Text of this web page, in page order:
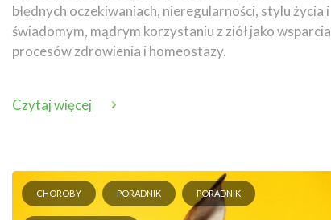
błędnych oczekiwaniach, nieregularności, stylu życia i
świadomym, mądrym korzystaniu z ziół jako wsparcia
procesów zdrowienia i homeostazy.
Czytaj więcej
CHOROBY PORADNIK PORADNIK